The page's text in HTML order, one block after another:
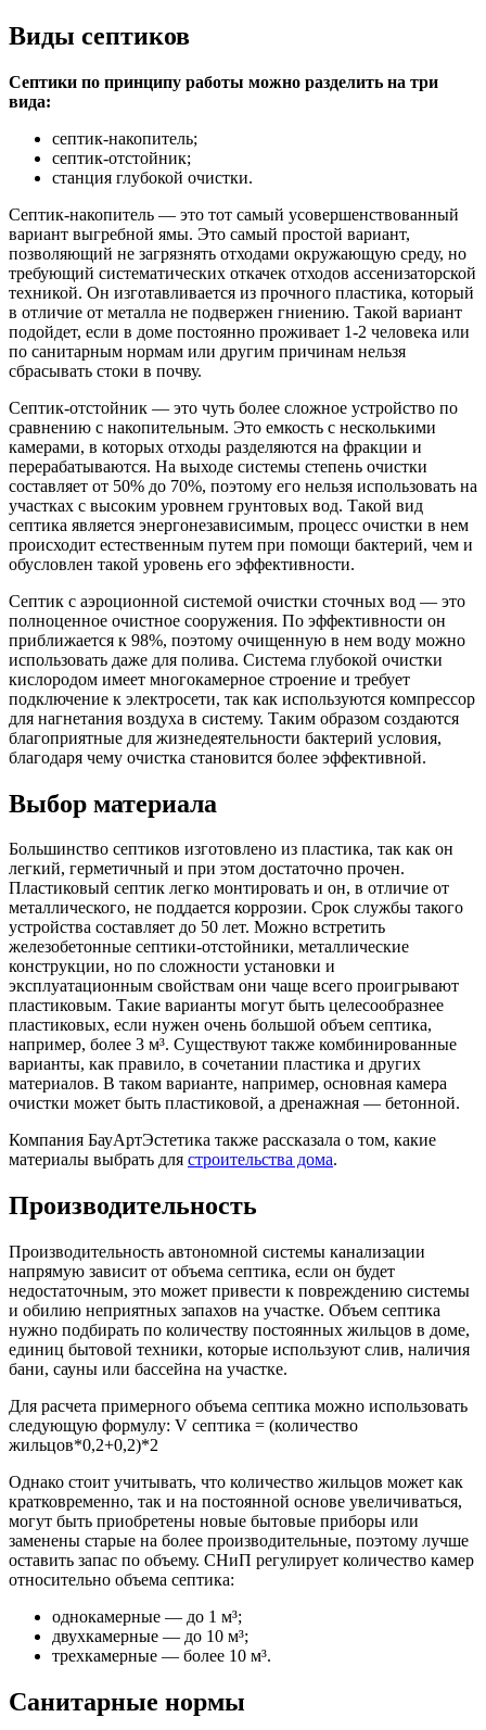
Виды септиков
Септики по принципу работы можно разделить на три
вида:
септик-накопитель;
септик-отстойник;
станция глубокой очистки.
Септик-накопитель — это тот самый усовершенствованный
вариант выгребной ямы. Это самый простой вариант,
позволяющий не загрязнять отходами окружающую среду, но
требующий систематических откачек отходов ассенизаторской
техникой. Он изготавливается из прочного пластика, который
в отличие от металла не подвержен гниению. Такой вариант
подойдет, если в доме постоянно проживает 1-2 человека или
по санитарным нормам или другим причинам нельзя
сбрасывать стоки в почву.
Септик-отстойник — это чуть более сложное устройство по
сравнению с накопительным. Это емкость с несколькими
камерами, в которых отходы разделяются на фракции и
перерабатываются. На выходе системы степень очистки
составляет от 50% до 70%, поэтому его нельзя использовать на
участках с высоким уровнем грунтовых вод. Такой вид
септика является энергонезависимым, процесс очистки в нем
происходит естественным путем при помощи бактерий, чем и
обусловлен такой уровень его эффективности.
Септик с аэроционной системой очистки сточных вод — это
полноценное очистное сооружения. По эффективности он
приближается к 98%, поэтому очищенную в нем воду можно
использовать даже для полива. Система глубокой очистки
кислородом имеет многокамерное строение и требует
подключение к электросети, так как используются компрессор
для нагнетания воздуха в систему. Таким образом создаются
благоприятные для жизнедеятельности бактерий условия,
благодаря чему очистка становится более эффективной.
Выбор материала
Большинство септиков изготовлено из пластика, так как он
легкий, герметичный и при этом достаточно прочен.
Пластиковый септик легко монтировать и он, в отличие от
металлического, не поддается коррозии. Срок службы такого
устройства составляет до 50 лет. Можно встретить
железобетонные септики-отстойники, металлические
конструкции, но по сложности установки и
эксплуатационным свойствам они чаще всего проигрывают
пластиковым. Такие варианты могут быть целесообразнее
пластиковых, если нужен очень большой объем септика,
например, более 3 м³. Существуют также комбинированные
варианты, как правило, в сочетании пластика и других
материалов. В таком варианте, например, основная камера
очистки может быть пластиковой, а дренажная — бетонной.
Компания БауАртЭстетика также рассказала о том, какие
материалы выбрать для строительства дома.
Производительность
Производительность автономной системы канализации
напрямую зависит от объема септика, если он будет
недостаточным, это может привести к повреждению системы
и обилию неприятных запахов на участке. Объем септика
нужно подбирать по количеству постоянных жильцов в доме,
единиц бытовой техники, которые используют слив, наличия
бани, сауны или бассейна на участке.
Для расчета примерного объема септика можно использовать
следующую формулу: V септика = (количество
жильцов*0,2+0,2)*2
Однако стоит учитывать, что количество жильцов может как
кратковременно, так и на постоянной основе увеличиваться,
могут быть приобретены новые бытовые приборы или
заменены старые на более производительные, поэтому лучше
оставить запас по объему. СНиП регулирует количество камер
относительно объема септика:
однокамерные — до 1 м³;
двухкамерные — до 10 м³;
трехкамерные — более 10 м³.
Санитарные нормы